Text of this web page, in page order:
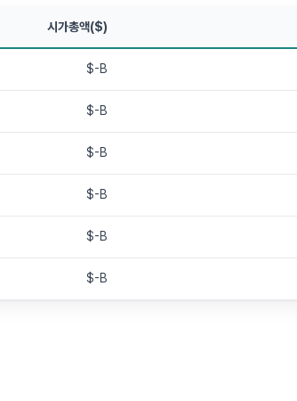
시가총액($)
$-B
$-B
$-B
$-B
$-B
$-B